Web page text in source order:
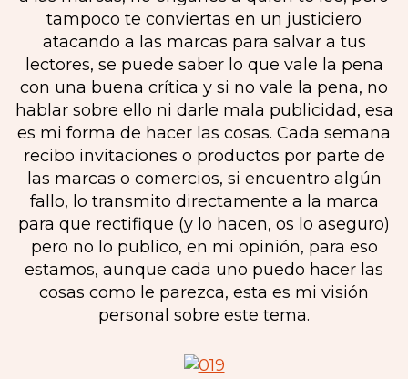
tampoco te conviertas en un justiciero
atacando a las marcas para salvar a tus
lectores, se puede saber lo que vale la pena
con una buena crítica y si no vale la pena, no
hablar sobre ello ni darle mala publicidad, esa
es mi forma de hacer las cosas. Cada semana
recibo invitaciones o productos por parte de
las marcas o comercios, si encuentro algún
fallo, lo transmito directamente a la marca
para que rectifique (y lo hacen, os lo aseguro)
pero no lo publico, en mi opinión, para eso
estamos, aunque cada uno puedo hacer las
cosas como le parezca, esta es mi visión
personal sobre este tema.